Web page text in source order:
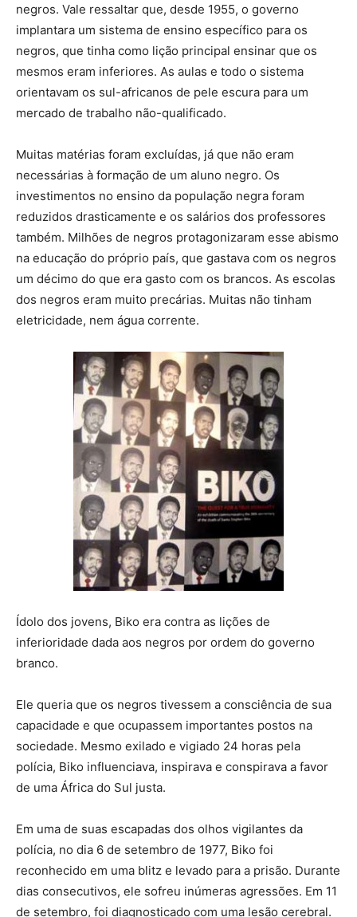
negros. Vale ressaltar que, desde 1955, o governo
implantara um sistema de ensino específico para os
negros, que tinha como lição principal ensinar que os
mesmos eram inferiores. As aulas e todo o sistema
orientavam os sul-africanos de pele escura para um
mercado de trabalho não-qualificado.
Muitas matérias foram excluídas, já que não eram
necessárias à formação de um aluno negro. Os
investimentos no ensino da população negra foram
reduzidos drasticamente e os salários dos professores
também. Milhões de negros protagonizaram esse abismo
na educação do próprio país, que gastava com os negros
um décimo do que era gasto com os brancos. As escolas
dos negros eram muito precárias. Muitas não tinham
eletricidade, nem água corrente.
Ídolo dos jovens, Biko era contra as lições de
inferioridade dada aos negros por ordem do governo
branco.
Ele queria que os negros tivessem a consciência de sua
capacidade e que ocupassem importantes postos na
sociedade. Mesmo exilado e vigiado 24 horas pela
polícia, Biko influenciava, inspirava e conspirava a favor
de uma África do Sul justa.
Em uma de suas escapadas dos olhos vigilantes da
polícia, no dia 6 de setembro de 1977, Biko foi
reconhecido em uma blitz e levado para a prisão. Durante
dias consecutivos, ele sofreu inúmeras agressões. Em 11
de setembro, foi diagnosticado com uma lesão cerebral.